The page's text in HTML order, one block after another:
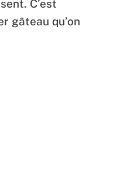
C’est
gâteau qu’on